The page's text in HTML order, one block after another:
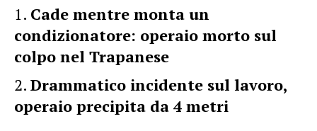
Cade mentre monta un
condizionatore: operaio morto sul
colpo nel Trapanese
Drammatico incidente sul lavoro,
operaio precipita da 4 metri